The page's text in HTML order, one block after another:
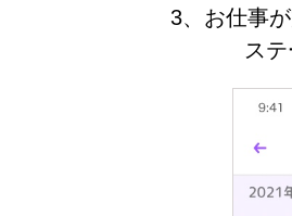
3、お仕事
ス